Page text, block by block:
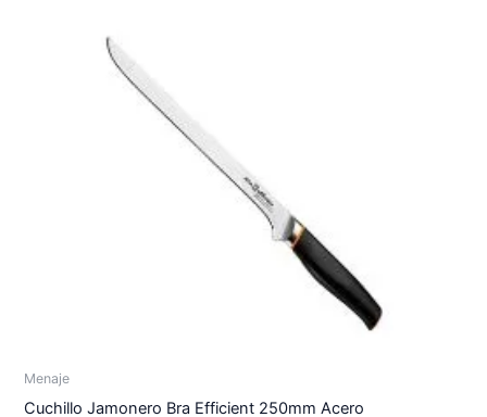
Menaje
Cuchillo Jamonero Bra Efficient 250mm Acero